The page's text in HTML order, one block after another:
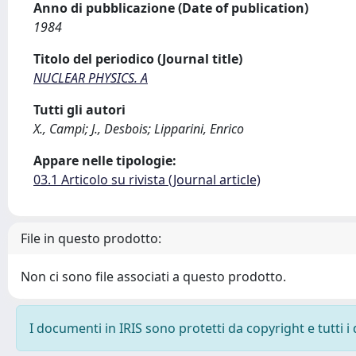
Anno di pubblicazione (Date of publication)
1984
Titolo del periodico (Journal title)
NUCLEAR PHYSICS. A
Tutti gli autori
X., Campi; J., Desbois; Lipparini, Enrico
Appare nelle tipologie:
03.1 Articolo su rivista (Journal article)
File in questo prodotto:
Non ci sono file associati a questo prodotto.
I documenti in IRIS sono protetti da copyright e tutti